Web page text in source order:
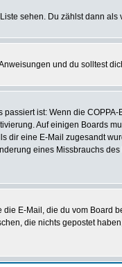
sehen. Du zählst dann als
und du solltest
ist: Wenn die
Auf einigen Boards
dir eine E-Mail zugesandt
eines Missbrauchs
E-Mail, die du vom Board
die nichts gepostet